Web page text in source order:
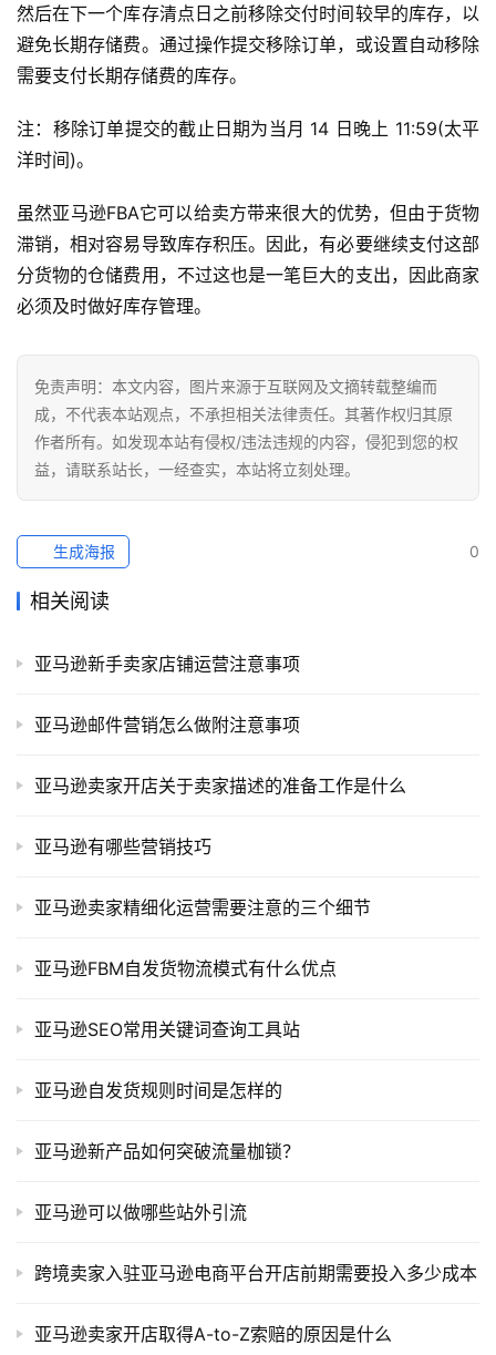
全
球
开
跨
百
科
社
营
销
跨
境
导
然后在下一个库存清点日之前移除交付时间较早的库存，以
避免长期存储费。通过操作提交移除订单，或设置自动移除
需要支付长期存储费的库存。
注：移除订单提交的截止日期为当月 14 日晚上 11:59(太平
洋时间)。
虽然亚马逊FBA它可以给卖方带来很大的优势，但由于货物
滞销，相对容易导致库存积压。因此，有必要继续支付这部
分货物的仓储费用，不过这也是一笔巨大的支出，因此商家
必须及时做好库存管理。
免责声明：本文内容，图片来源于互联网及文摘转载整编而
成，不代表本站观点，不承担相关法律责任。其著作权归其原
作者所有。如发现本站有侵权/违法违规的内容，侵犯到您的权
益，请联系站长，一经查实，本站将立刻处理。
0
生成海报
相关阅读
亚马逊新手卖家店铺运营注意事项
亚马逊邮件营销怎么做附注意事项
亚马逊卖家开店关于卖家描述的准备工作是什么
亚马逊有哪些营销技巧
亚马逊卖家精细化运营需要注意的三个细节
亚马逊FBM自发货物流模式有什么优点
​亚马逊SEO常用关键词查询工具站
亚马逊自发货规则时间是怎样的
亚马逊新产品如何突破流量枷锁？
亚马逊可以做哪些站外引流
跨境卖家入驻亚马逊电商平台开店前期需要投入多少成本
亚马逊卖家开店取得A-to-Z索赔的原因是什么